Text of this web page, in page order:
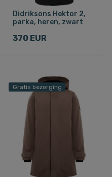
Didriksons Hektor 2,
parka, heren, zwart
370 EUR
Gratis bezorging